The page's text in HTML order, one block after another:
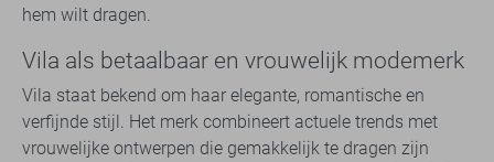
hem wilt dragen.
Vila als betaalbaar en vrouwelijk modemerk
Vila staat bekend om haar elegante, romantische en
verfijnde stijl. Het merk combineert actuele trends met
vrouwelijke ontwerpen die gemakkelijk te dragen zijn